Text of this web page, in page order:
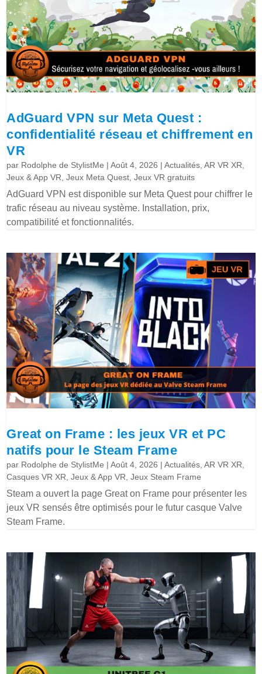
AdGuard VPN sur Meta Quest :
confidentialité réseau et chiffrement en
VR
par Rodolphe de StylistMe |Août 4, 2026 |Actualités,AR VR XR,
Jeux & App VR,Jeux Meta Quest,Jeux VR gratuits
AdGuard VPN est disponible sur Meta Quest pour chiffrer le
trafic réseau au niveau système. Installation, prix,
compatibilité et fonctionnalités.
Great on Frame : les jeux VR et PC
natifs pour le Steam Frame
par Rodolphe de StylistMe |Août 4, 2026 |Actualités,AR VR XR,
Casques VR XR,Jeux & App VR,Jeux Steam Frame
Steam a ouvert la page Great on Frame pour présenter les
jeux VR sensés être optimisés pour le futur casque Valve
Steam Frame.